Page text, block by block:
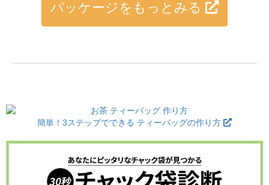
パッケージをもっとみる
簡単！3ステップでできる ティーバッグの作り方